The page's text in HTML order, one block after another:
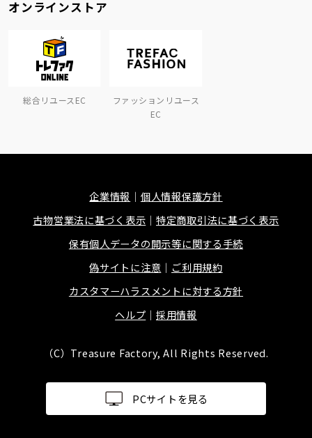
オンラインストア
総合リユースEC
ファッションリユース
EC
企業情報
個人情報保護方針
古物営業法に基づく表示
特定商取引法に基づく表示
保有個人データの開示等に関する手続
偽サイトに注意
ご利用規約
カスタマーハラスメントに対する方針
ヘルプ
採用情報
（C）Treasure Factory, All Rights Reserved.
PCサイトを見る